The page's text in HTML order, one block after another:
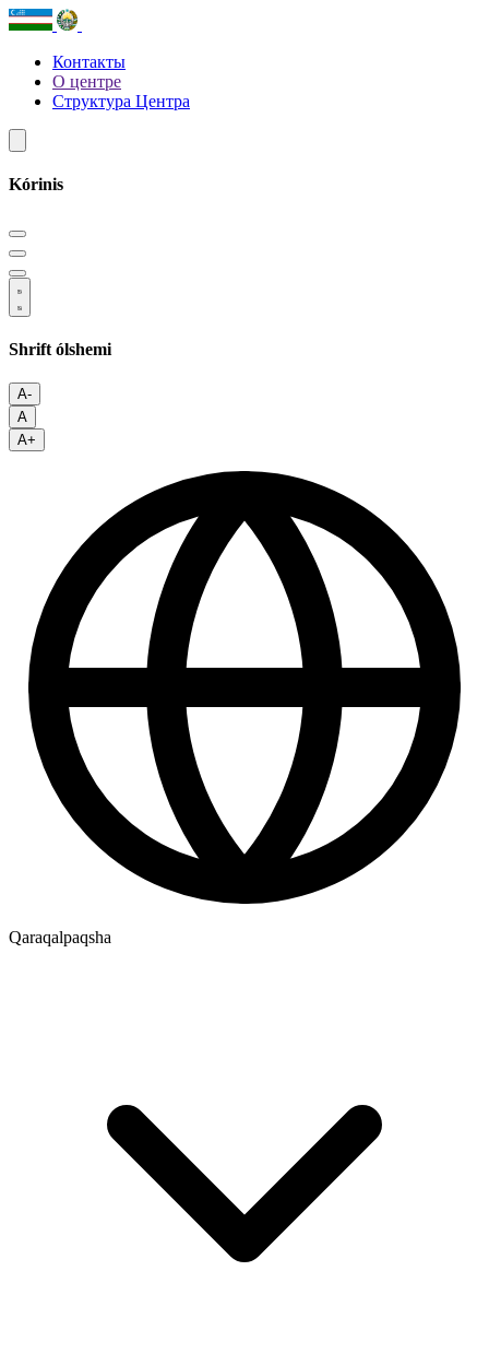
Контакты
О центре
Структура Центра
Kórinis
Shrift ólshemi
A-
A
A+
Qaraqalpaqsha